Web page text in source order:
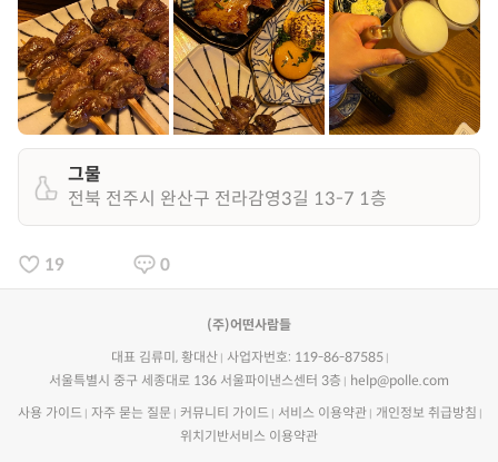
그물
전북 전주시 완산구 전라감영3길 13-7 1층
19 0
(주)어떤사람들
대표 김류미, 황대산
사업자번호: 119-86-87585
서울특별시 중구 세종대로 136 서울파이낸스센터 3층
help@polle.com
사용 가이드 자주 묻는 질문 커뮤니티 가이드 서비스 이용약관
개인정보 취급방침
위치기반서비스 이용약관